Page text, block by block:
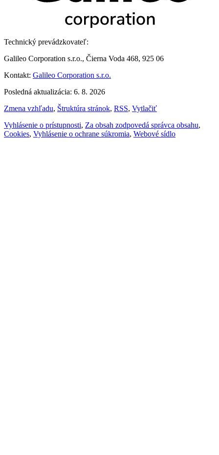
Technický prevádzkovateľ:
Galileo Corporation s.r.o., Čierna Voda 468, 925 06
Kontakt: Galileo Corporation s.r.o.
Posledná aktualizácia: 6. 8. 2026
Zmena vzhľadu, Štruktúra stránok, RSS, Vytlačiť
Vyhlásenie o prístupnosti, Za obsah zodpovedá správca obsahu,
Cookies, Vyhlásenie o ochrane súkromia, Webové sídlo